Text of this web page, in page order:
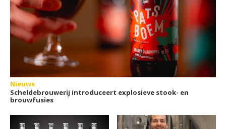
Nieuws
Scheldebrouwerij introduceert explosieve stook- en
brouwfusies